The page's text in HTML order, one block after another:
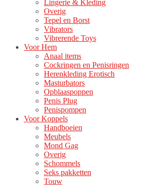
Lingerie & Kleding
Overig
Tepel en Borst
Vibrators
Vibrerende Toys
Voor Hem
Anaal items
Cockringen en Penisringen
Herenkleding Erotisch
Masturbators
Opblaaspoppen
Penis Plug
Penispompen
Voor Koppels
Handboeien
Meubels
Mond Gag
Overig
Schommels
Seks pakketten
Touw